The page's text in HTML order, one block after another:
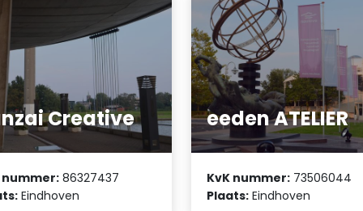
Creative
nummer: 86327437
Eindhoven
eeden ATELIER
KvK nummer: 73506044
Plaats: Eindhoven